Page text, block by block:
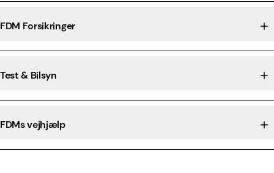
FDM Forsikringer
Test & Bilsyn
FDMs vejhjælp